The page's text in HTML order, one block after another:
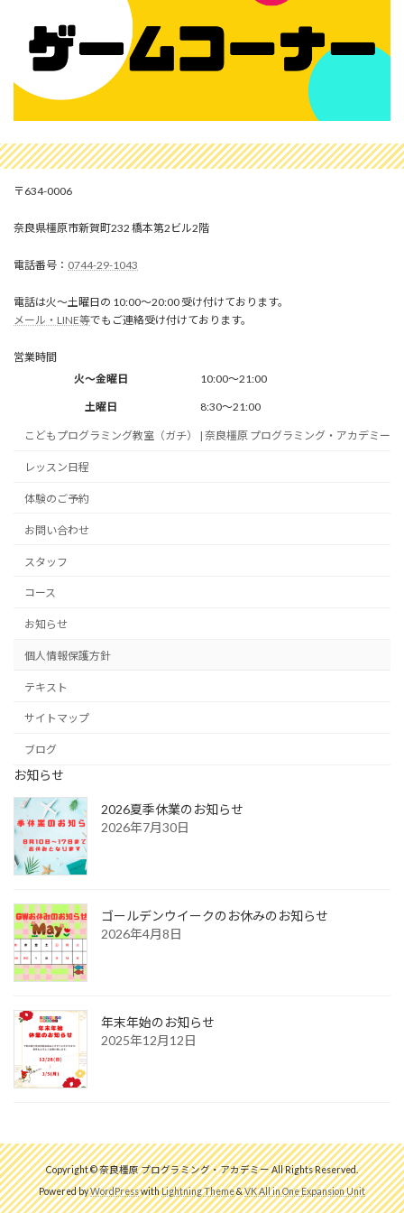
634-0006
奈良県橿原市新賀町232 橋本第2ビル2階
0744-29-1043
電話は火～土曜日の 10:00～20:00 受け付けております。
メール・LINE等でもご連絡受け付けております。
営業時間
火～金曜日
10:00～21:00
土曜日 8:30～21:00
こどもプログラミング教室（ガチ） | 奈良橿原 プログラミング・アカデミー
レッスン日程
体験のご予約
お問い合わせ
スタッフ
コース
お知らせ
個人情報保護方針
テキスト
サイトマップ
ブログ
お知らせ
2026夏季休業のお知らせ
2026年7月30日
ゴールデンウイークのお休みのお知らせ
2026年4月8日
年末年始のお知らせ
2025年12月12日
Copyright © 奈良橿原 プログラミング・アカデミー All Rights Reserved.
Powered byWordPresswithLightning Theme&VK All in One Expansion Unit